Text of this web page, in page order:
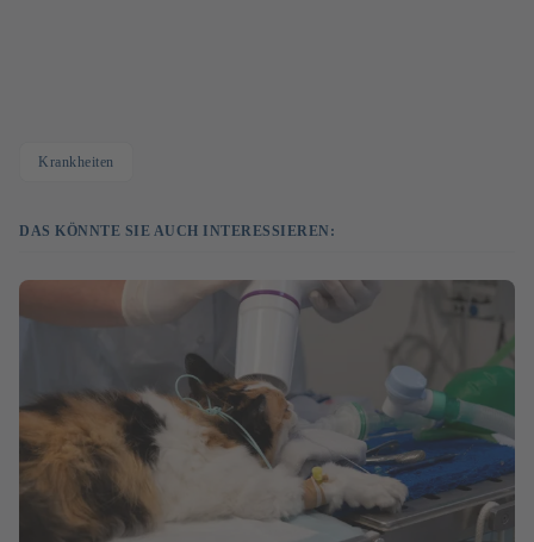
Krankheiten
DAS KÖNNTE SIE AUCH INTERESSIEREN: